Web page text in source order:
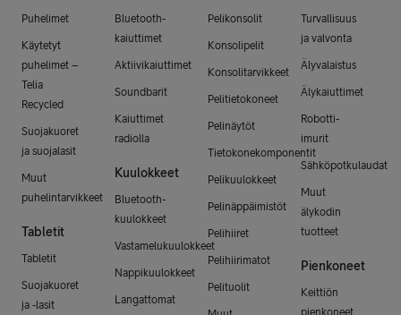
Puhelimet
Käytetyt
puhelimet –
Telia
Recycled
Suojakuoret
ja suojalasit
Muut
puhelintarvikkeet
Tabletit
Tabletit
Suojakuoret
ja -lasit
Bluetooth-
kaiuttimet
Aktiivikaiuttimet
Soundbarit
Kaiuttimet
radiolla
Kuulokkeet
Bluetooth-
kuulokkeet
Vastamelukuulokkeet
Nappikuulokkeet
Langattomat
Pelikonsolit
Konsolipelit
Konsolitarvikkeet
Pelitietokoneet
Pelinäytöt
Tietokonekomponentit
Pelikuulokkeet
Pelinäppäimistöt
Pelihiiret
Pelihiirimatot
Pelituolit
Turvallisuus
ja valvonta
Älyvalaistus
Älykaiuttimet
Robotti-
imurit
Sähköpotkulaudat
Muut
älykodin
tuotteet
Pienkoneet
Keittiön
pienkoneet